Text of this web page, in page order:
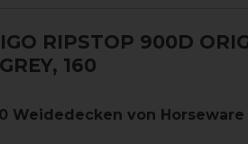
RIPSTOP 900D
160
Weidedecken von Horseware